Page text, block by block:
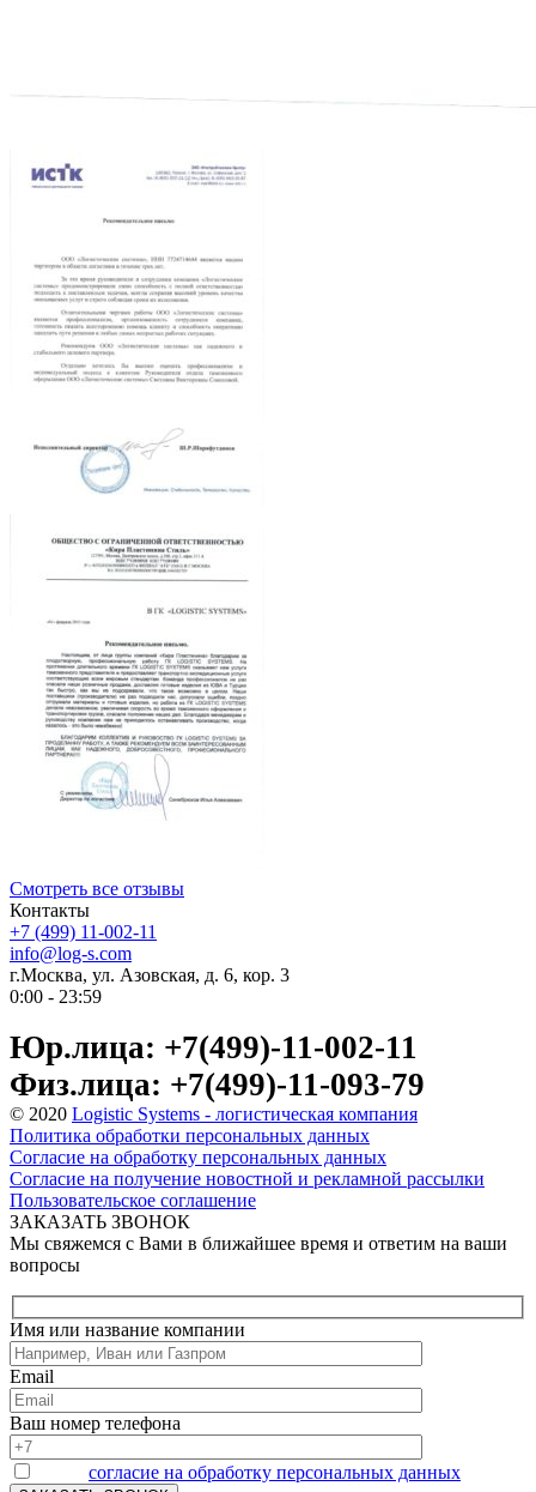
Смотреть все отзывы
Контакты
+7 (499) 11-002-11
info@log-s.com
г.Москва, ул. Азовская, д. 6, кор. 3
0:00 - 23:59
Юр.лица: +7(499)-11-002-11
Физ.лица: +7(499)-11-093-79
© 2020 Logistic Systems - логистическая компания
Политика обработки персональных данных
Согласие на обработку персональных данных
Согласие на получение новостной и рекламной рассылки
Пользовательское соглашение
ЗАКАЗАТЬ ЗВОНОК
Мы свяжемся с Вами в ближайшее время и ответим на ваши
вопросы
Имя или название компании
Email
Ваш номер телефона
согласие на обработку персональных данных